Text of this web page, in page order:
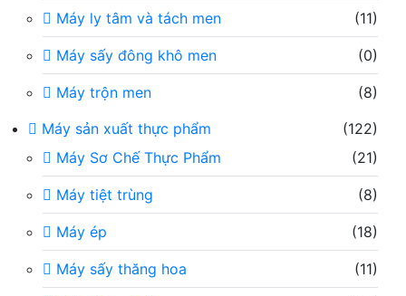
Máy ly tâm và tách men (11)
Máy sấy đông khô men (0)
Máy trộn men
(8)
Máy sản xuất thực phẩm
(122)
Máy Sơ Chế Thực Phẩm
(21)
Máy tiệt trùng (8)
Máy ép (18)
Máy sấy thăng hoa (11)